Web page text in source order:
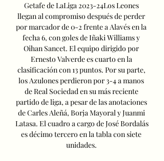
Getafe de LaLiga 2023-24Los Leones
llegan al compromiso después de perder
por marcador de 0-2 frente a Alavés en la
fecha 6, con goles de Iñaki Williams y
Oihan Sancet. El equipo dirigido por
Ernesto Valverde es cuarto en la
clasificación con 13 puntos. Por su parte,
los Azulones perdieron por 3-4 a manos
de Real Sociedad en su más reciente
partido de liga, a pesar de las anotaciones
de Carles Aleñá, Borja Mayoral y Juanmi
Latasa. El cuadro a cargo de José Bordalás
es décimo tercero en la tabla con siete
unidades.